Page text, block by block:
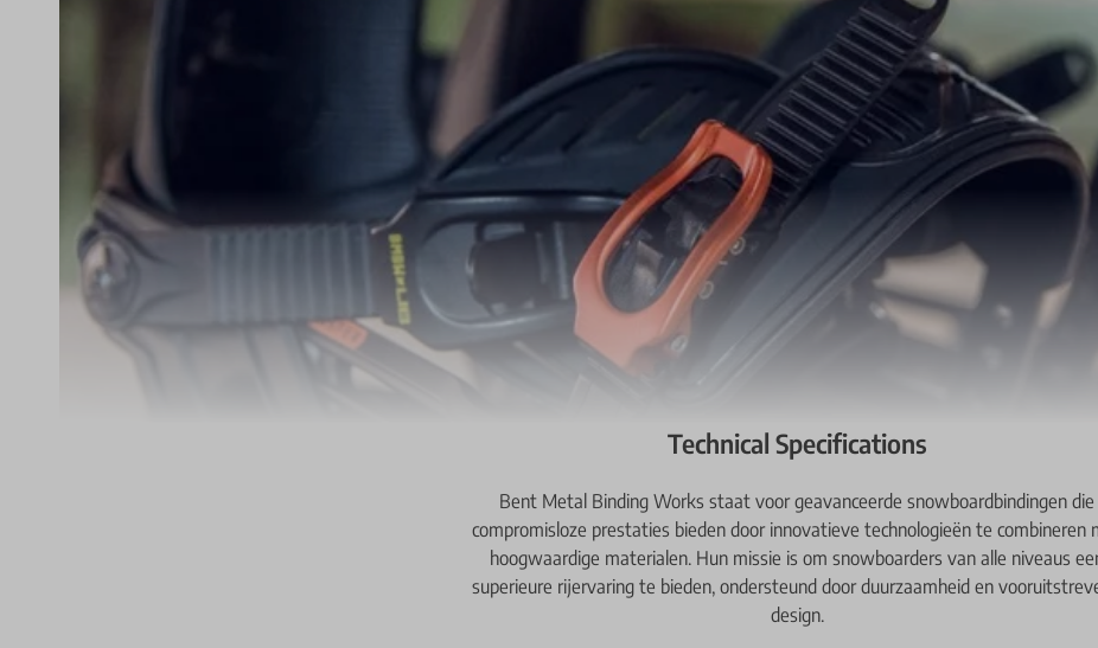
Technical Specifications
Bent Metal Binding Works staat voor geavanceerde snowboardbindingen die
compromisloze prestaties bieden door innovatieve technologieën te combineren
hoogwaardige materialen. Hun missie is om snowboarders van alle niveaus
superieure rijervaring te bieden, ondersteund door duurzaamheid en
design.